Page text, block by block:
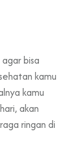
bisa
kamu
kamu
akan
ringan di